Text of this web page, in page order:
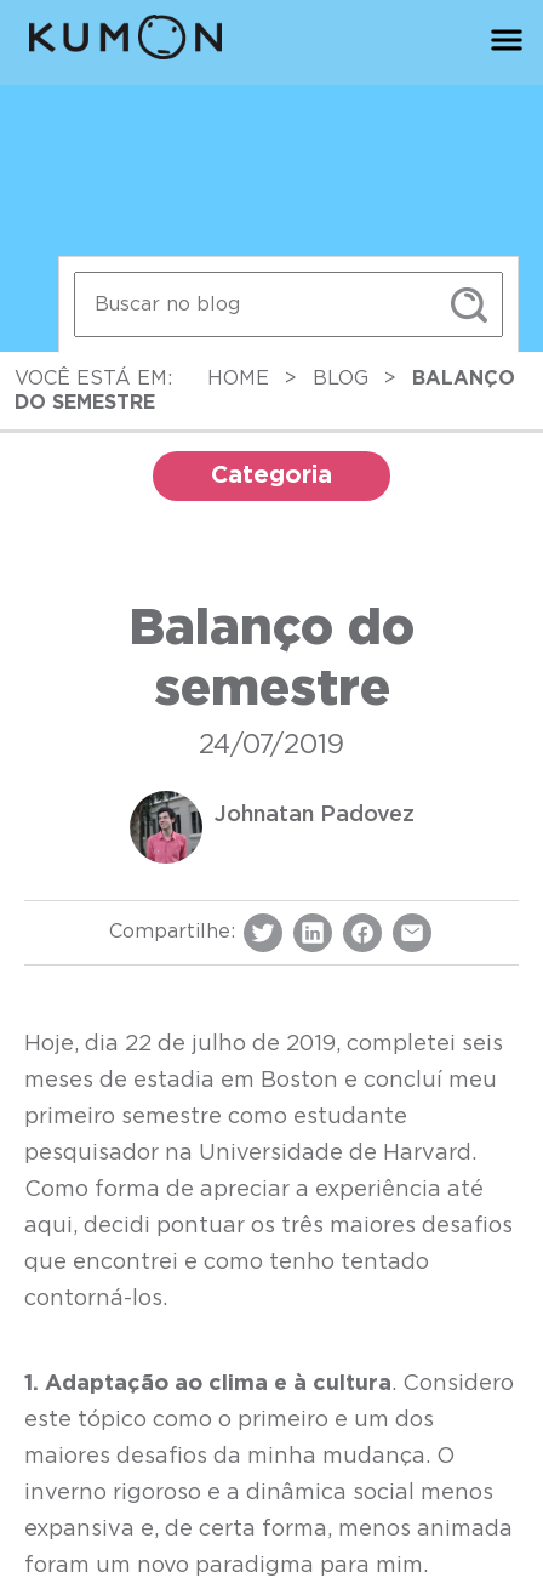
VOCÊ ESTÁ EM: HOME > BLOG >
BALANÇO
DO SEMESTRE
Categoria
Balanço do
semestre
24/07/2019
Johnatan Padovez
Compartilhe:
Hoje, dia 22 de julho de 2019, completei seis
meses de estadia em Boston e concluí meu
primeiro semestre como estudante
pesquisador na Universidade de Harvard.
Como forma de apreciar a experiência até
aqui, decidi pontuar os três maiores desafios
que encontrei e como tenho tentado
contorná-los.
1. Adaptação ao clima e à cultura. Considero
este tópico como o primeiro e um dos
maiores desafios da minha mudança. O
inverno rigoroso e a dinâmica social menos
expansiva e, de certa forma, menos animada
foram um novo paradigma para mim.